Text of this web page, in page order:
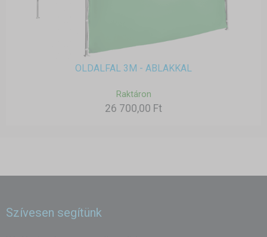
OLDALFAL 3M - ABLAKKAL
Raktáron
26 700,00 Ft
Szívesen segítünk